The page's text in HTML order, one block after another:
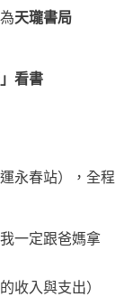
天瓏書局
看書
永春站），全程
一定跟爸媽拿
收入與支出）